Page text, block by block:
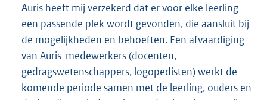
Auris heeft mij verzekerd dat er voor elke leerling
een passende plek wordt gevonden, die aansluit bij
de mogelijkheden en behoeften. Een afvaardiging
van Auris-medewerkers (docenten,
gedragswetenschappers, logopedisten) werkt de
komende periode samen met de leerling, ouders en